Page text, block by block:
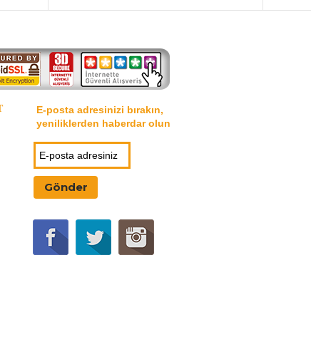
E-posta adresinizi bırakın,
yeniliklerden haberdar olun